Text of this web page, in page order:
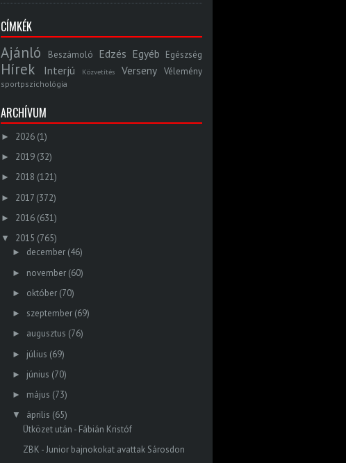
CÍMKÉK
Ajánló Beszámoló Edzés Egyéb Egészség
Hírek Interjú Közvetítés Verseny Vélemény
sportpszichológia
ARCHÍVUM
► 2026 (1)
► 2019 (32)
► 2018 (121)
► 2017 (372)
► 2016 (631)
▼ 2015 (765)
► december (46)
► november (60)
► október (70)
► szeptember (69)
► augusztus (76)
► július (69)
► június (70)
► május (73)
▼ április (65)
Ütközet után - Fábián Kristóf
ZBK - Junior bajnokokat avattak Sárosdon